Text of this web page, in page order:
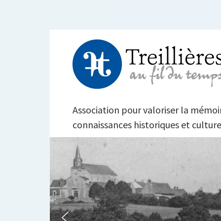
contenu
TREILLIÈRES AU
Association pour valoriser la
connaissances historiques et